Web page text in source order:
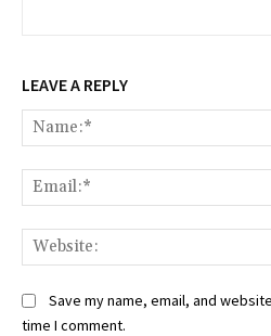
LEAVE A REPLY
Save my name, email, and
time I comment.